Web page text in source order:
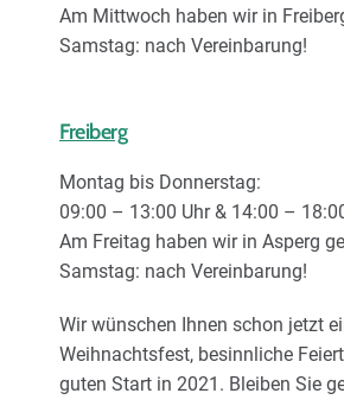
Am Mittwoch haben wir in
Samstag: nach Vereinbarung!
Freiberg
Montag bis Donnerstag:
09:00 – 13:00 Uhr & 14:00 –
Am Freitag haben wir in Asperg
Samstag: nach Vereinbarung!
Wir wünschen Ihnen schon jetzt
Weihnachtsfest, besinnliche
guten Start in 2021. Bleiben Sie